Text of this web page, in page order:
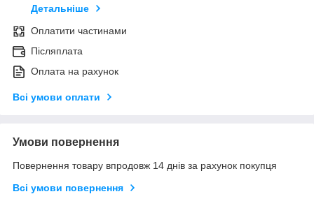
Детальніше
Оплатити частинами
Післяплата
Оплата на рахунок
Всі умови оплати
Умови повернення
Повернення товару впродовж 14 днів за рахунок покупця
Всі умови повернення